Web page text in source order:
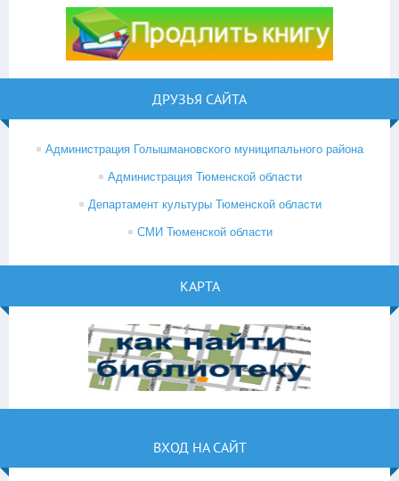
ДРУЗЬЯ САЙТА
Администрация Голышмановского муниципального района
Администрация Тюменской области
Департамент культуры Тюменской области
СМИ Тюменской области
КАРТА
ВХОД НА САЙТ